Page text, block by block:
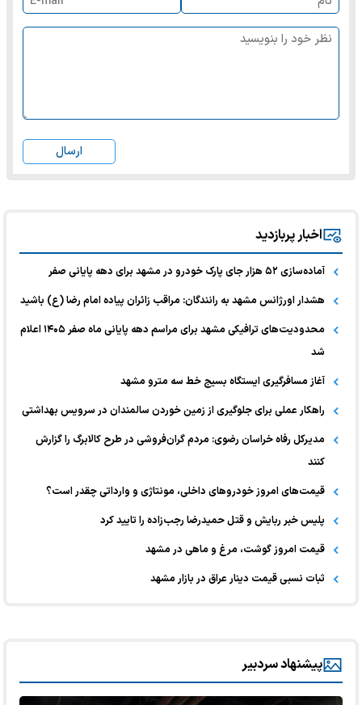
ارسال
اخبار پربازدید
آماده‌سازی ۵۲ هزار جای پارک خودرو در مشهد برای دهه پایانی صفر
هشدار اورژانس مشهد به رانندگان: مراقب زائران پیاده امام رضا (ع) باشید
محدودیت‌های ترافیکی مشهد برای مراسم دهه پایانی ماه صفر ۱۴۰۵ اعلام
شد
آغاز مسافرگیری ایستگاه بسیج خط سه مترو مشهد
راهکار عملی برای جلوگیری از زمین خوردن سالمندان در سرویس بهداشتی
مدیرکل رفاه خراسان رضوی: مردم گران‌فروشی در طرح کالابرگ را گزارش
کنند
قیمت‌های امروز خودرو‌های داخلی، مونتاژی و وارداتی چقدر است؟
پلیس خبر ربایش و قتل حمیدرضا رجب‌زاده را تایید کرد
قیمت امروز گوشت، مرغ و ماهی در مشهد
ثبات نسبی قیمت دینار عراق در بازار مشهد
پیشنهاد سردبیر